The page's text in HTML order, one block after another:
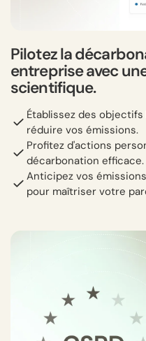
Pilotez la
entreprise avec
scientifique.
Établissez des
réduire vos émissions.
Profitez d'actions
décarbonation efficace.
Anticipez vos
pour maîtriser votre